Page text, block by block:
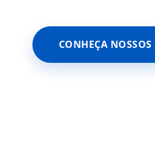
CONHEÇA NOSSOS